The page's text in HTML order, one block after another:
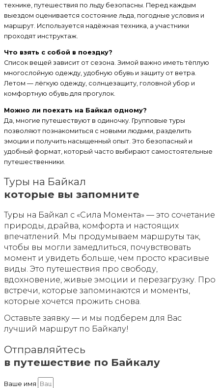
технике, путешествия по льду безопасны. Перед каждым
выездом оценивается состояние льда, погодные условия и
маршрут. Используется надёжная техника, а участники
проходят инструктаж.
Что взять с собой в поездку?
Список вещей зависит от сезона. Зимой важно иметь тёплую
многослойную одежду, удобную обувь и защиту от ветра.
Летом — лёгкую одежду, солнцезащиту, головной убор и
комфортную обувь для прогулок.
Можно ли поехать на Байкал одному?
Да, многие путешествуют в одиночку. Групповые туры
позволяют познакомиться с новыми людьми, разделить
эмоции и получить насыщенный опыт. Это безопасный и
удобный формат, который часто выбирают самостоятельные
путешественники.
Туры на Байкал
которые вы запомните
Туры на Байкал с «Сила Момента» — это сочетание
природы, драйва, комфорта и настоящих
впечатлений. Мы продумываем маршруты так,
чтобы вы могли замедлиться, почувствовать
момент и увидеть больше, чем просто красивые
виды. Это путешествия про свободу,
вдохновение, живые эмоции и перезагрузку. Про
встречи, которые запоминаются и моменты,
которые хочется прожить снова.
Оставьте заявку — и мы подберем для Вас
лучший маршрут по Байкалу!
Отправляйтесь
в путешествие по Байкалу
Ваше имя